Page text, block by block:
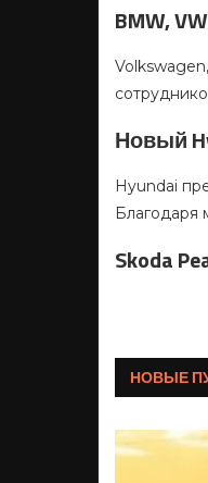
BMW,
Новый
Hyundai
Благодаря
Skoda
НОВЫЕ